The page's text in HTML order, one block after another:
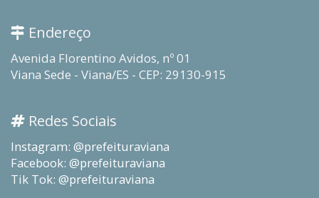
Endereço
Avenida Florentino Avidos, nº 01
Viana Sede - Viana/ES - CEP: 29130-915
Redes Sociais
Instagram: @prefeituraviana
Facebook: @prefeituraviana
Tik Tok: @prefeituraviana